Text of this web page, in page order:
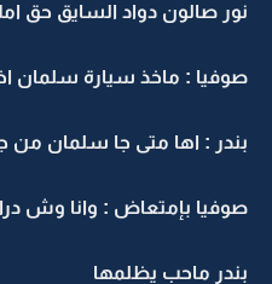
نور صالون دواد السايق حق
صوفيا : ماخذ سيارة سلمان
بندر : اها متى جا سلمان من
صوفيا بإمتعاض : وانا وش
بندر ماحب يظلمها